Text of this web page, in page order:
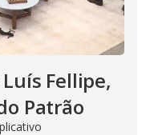
Fellipe,
Patrão